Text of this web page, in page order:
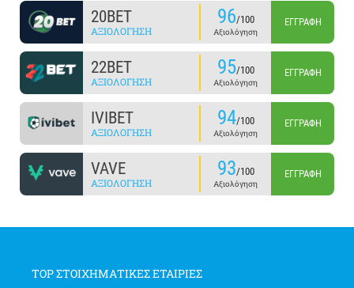
20BET
ΑΞΙΟΛΌΓΗΣΗ
96/100
Αξιολόγηση
ΕΓΓΡΑΦΉ
22BET
ΑΞΙΟΛΌΓΗΣΗ
95/100
Αξιολόγηση
ΕΓΓΡΑΦΉ
IVIBET
ΑΞΙΟΛΌΓΗΣΗ
94/100
Αξιολόγηση
ΕΓΓΡΑΦΉ
VAVE
ΑΞΙΟΛΌΓΗΣΗ
93/100
Αξιολόγηση
ΕΓΓΡΑΦΉ
TOP ΣΤΟΙΧΗΜΑΤΙΚΕΣ ΕΤΑΙΡΙΕΣ